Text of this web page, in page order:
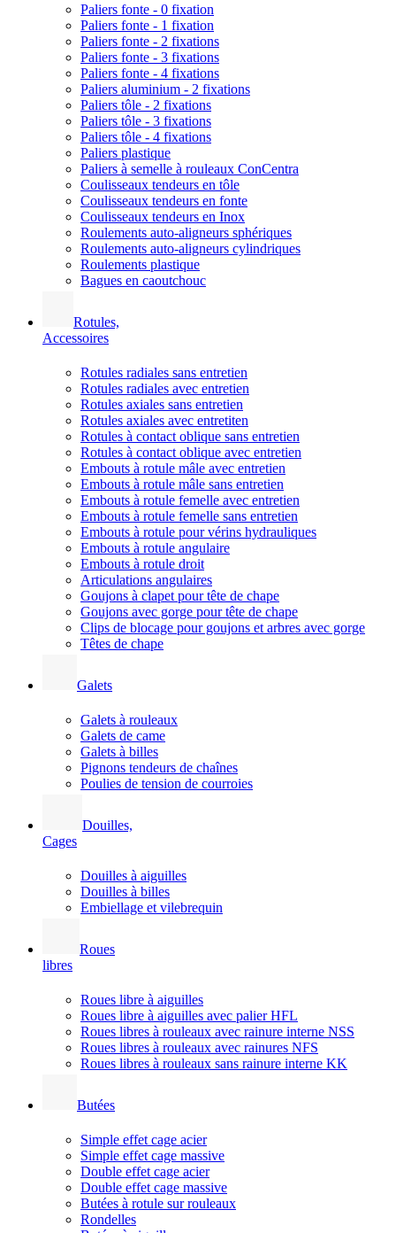
Paliers fonte - 0 fixation
Paliers fonte - 1 fixation
Paliers fonte - 2 fixations
Paliers fonte - 3 fixations
Paliers fonte - 4 fixations
Paliers aluminium - 2 fixations
Paliers tôle - 2 fixations
Paliers tôle - 3 fixations
Paliers tôle - 4 fixations
Paliers plastique
Paliers à semelle à rouleaux ConCentra
Coulisseaux tendeurs en tôle
Coulisseaux tendeurs en fonte
Coulisseaux tendeurs en Inox
Roulements auto-aligneurs sphériques
Roulements auto-aligneurs cylindriques
Roulements plastique
Bagues en caoutchouc
Rotules,
Accessoires
Rotules radiales sans entretien
Rotules radiales avec entretien
Rotules axiales sans entretien
Rotules axiales avec entretiten
Rotules à contact oblique sans entretien
Rotules à contact oblique avec entretien
Embouts à rotule mâle avec entretien
Embouts à rotule mâle sans entretien
Embouts à rotule femelle avec entretien
Embouts à rotule femelle sans entretien
Embouts à rotule pour vérins hydrauliques
Embouts à rotule angulaire
Embouts à rotule droit
Articulations angulaires
Goujons à clapet pour tête de chape
Goujons avec gorge pour tête de chape
Clips de blocage pour goujons et arbres avec gorge
Têtes de chape
Galets
Galets à rouleaux
Galets de came
Galets à billes
Pignons tendeurs de chaînes
Poulies de tension de courroies
Douilles,
Cages
Douilles à aiguilles
Douilles à billes
Embiellage et vilebrequin
Roues
libres
Roues libre à aiguilles
Roues libre à aiguilles avec palier HFL
Roues libres à rouleaux avec rainure interne NSS
Roues libres à rouleaux avec rainures NFS
Roues libres à rouleaux sans rainure interne KK
Butées
Simple effet cage acier
Simple effet cage massive
Double effet cage acier
Double effet cage massive
Butées à rotule sur rouleaux
Rondelles